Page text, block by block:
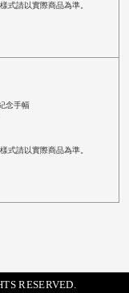
式請以實際商品為準。
念手幅
式請以實際商品為準。
RESERVED.